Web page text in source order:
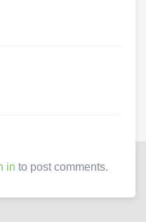
in to post comments.